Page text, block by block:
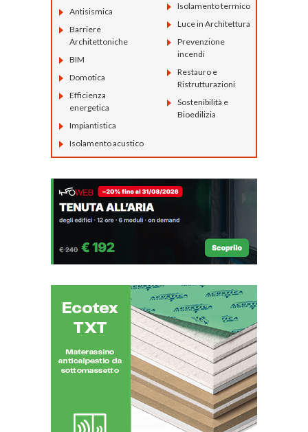
Antisismica
Barriere
Architettoniche
BIM
Domotica
Efficienza
energetica
Impiantistica
Isolamento acustico
Isolamento termico
Luce in Architettura
Prevenzione
incendi
Restauro e
Ristrutturazioni
Sostenibilità e
Bioedilizia